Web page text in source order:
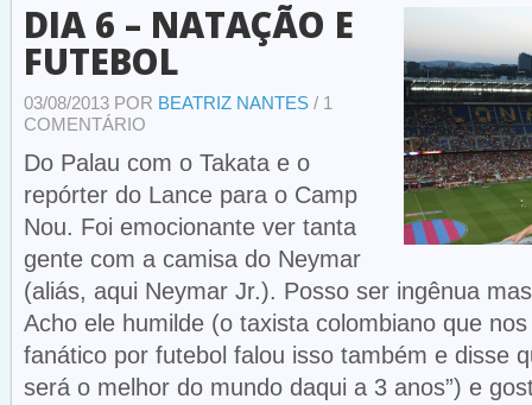
DIA 6 – NATAÇÃO E
FUTEBOL
03/08/2013 POR BEATRIZ NANTES / 1
COMENTÁRIO
Do Palau com o Takata e o
repórter do Lance para o Camp
Nou. Foi emocionante ver tanta
gente com a camisa do Neymar
(aliás, aqui Neymar Jr.). Posso ser ingênua
Acho ele humilde (o taxista colombiano que
fanático por futebol falou isso também e disse
será o melhor do mundo daqui a 3 anos”) e